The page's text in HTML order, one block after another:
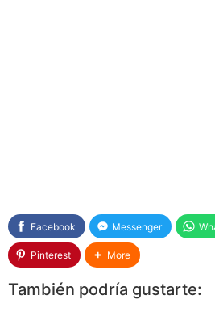
Facebook Messenger
Pinterest More
También podría gustarte: